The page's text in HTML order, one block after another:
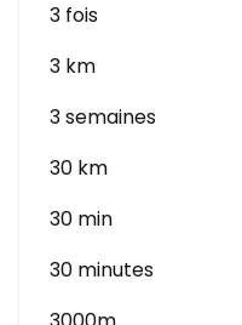
3 fois
3 km
3 semaines
30 km
30 min
30 minutes